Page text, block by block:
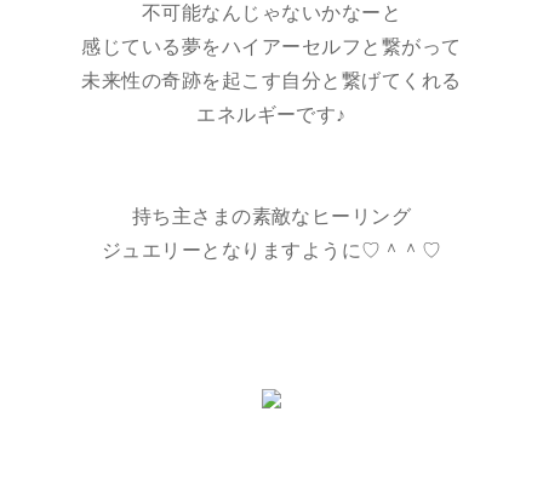
不可能なんじゃないかなーと
感じている夢をハイアーセルフと繋がって
未来性の奇跡を起こす自分と繋げてくれる
エネルギーです♪
持ち主さまの素敵なヒーリング
ジュエリーとなりますように♡＾＾♡